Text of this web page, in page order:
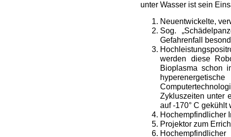
unter Wasser ist sein
Neuentwickelte,
Sog.
Gefahrenfall
werden diese
Bioplasma schon
Zykluszeiten unter
auf -170° C gekühlt
Hochempfindlicher
Projektor zum